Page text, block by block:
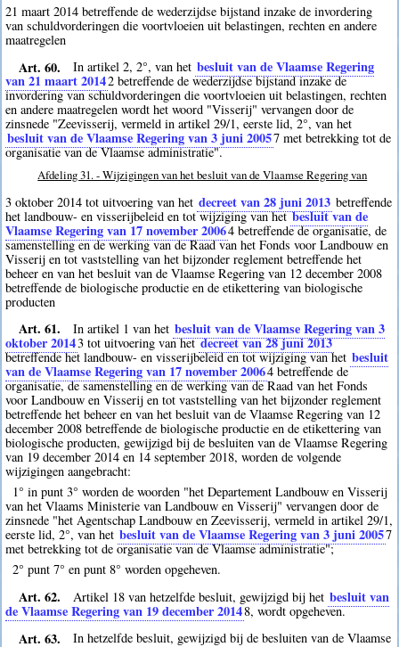
21 maart 2014 betreffende de wederzijdse bijstand inzake de invordering
van schuldvorderingen die voortvloeien uit belastingen, rechten en andere
maatregelen
Art. 60. In artikel 2, 2°, van het besluit van de Vlaamse Regering
van 21 maart 20142 betreffende de wederzijdse bijstand inzake de
invordering van schuldvorderingen die voortvloeien uit belastingen, rechten
en andere maatregelen wordt het woord "Visserij" vervangen door de
zinsnede "Zeevisserij, vermeld in artikel 29/1, eerste lid, 2°, van het
besluit van de Vlaamse Regering van 3 juni 20057 met betrekking tot de
organisatie van de Vlaamse administratie".
Afdeling 31. - Wijzigingen van het besluit van de Vlaamse Regering van
3 oktober 2014 tot uitvoering van het decreet van 28 juni 2013 betreffende
het landbouw- en visserijbeleid en tot wijziging van hetbesluit van de
Vlaamse Regering van 17 november 20064 betreffende de organisatie, de
samenstelling en de werking van de Raad van het Fonds voor Landbouw en
Visserij en tot vaststelling van het bijzonder reglement betreffende het
beheer en van het besluit van de Vlaamse Regering van 12 december 2008
betreffende de biologische productie en de etikettering van biologische
producten
Art. 61. In artikel 1 van het besluit van de Vlaamse Regering van 3
oktober 20143 tot uitvoering van hetdecreet van 28 juni 2013
betreffende het landbouw- en visserijbeleid en tot wijziging van het besluit
van de Vlaamse Regering van 17 november 20064 betreffende de
organisatie, de samenstelling en de werking van de Raad van het Fonds
voor Landbouw en Visserij en tot vaststelling van het bijzonder reglement
betreffende het beheer en van het besluit van de Vlaamse Regering van 12
december 2008 betreffende de biologische productie en de etikettering van
biologische producten, gewijzigd bij de besluiten van de Vlaamse Regering
van 19 december 2014 en 14 september 2018, worden de volgende
wijzigingen aangebracht:
1° in punt 3° worden de woorden "het Departement Landbouw en Visserij
van het Vlaams Ministerie van Landbouw en Visserij" vervangen door de
zinsnede "het Agentschap Landbouw en Zeevisserij, vermeld in artikel 29/1,
eerste lid, 2°, van het besluit van de Vlaamse Regering van 3 juni 20057
met betrekking tot de organisatie van de Vlaamse administratie";
2° punt 7° en punt 8° worden opgeheven.
Art. 62. Artikel 18 van hetzelfde besluit, gewijzigd bij het besluit van
de Vlaamse Regering van 19 december 20148, wordt opgeheven.
Art. 63.
In hetzelfde besluit, gewijzigd bij de besluiten van de Vlaamse